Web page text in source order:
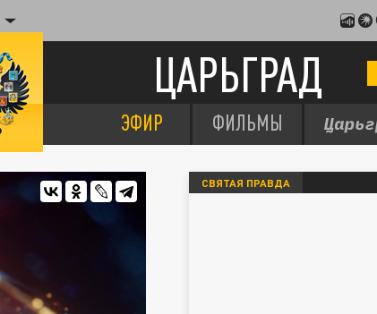
ЦАРЬГРАД
ЭФИР ФИЛЬМЫ
СВЯТАЯ ПРАВДА